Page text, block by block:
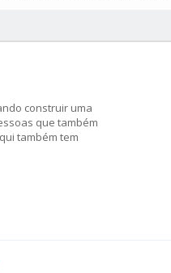
construir uma
que também
também tem